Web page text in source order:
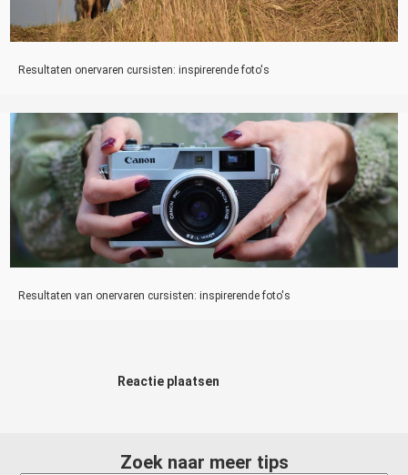
Resultaten onervaren cursisten: inspirerende foto's
Resultaten van onervaren cursisten: inspirerende foto's
Reactie plaatsen
Zoek naar meer tips